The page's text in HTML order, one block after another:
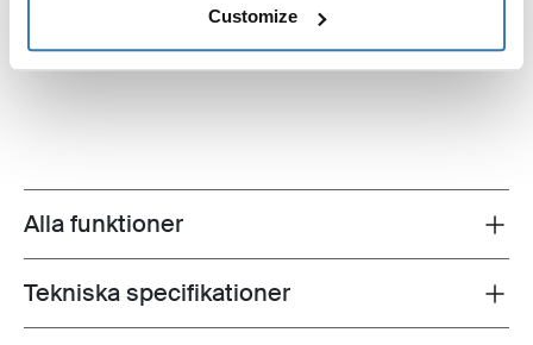
Customize
Toggle features
Alla funktioner
Toggle techspec
Tekniska specifikationer